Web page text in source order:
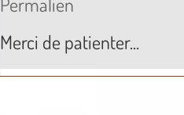
Merci de patienter...